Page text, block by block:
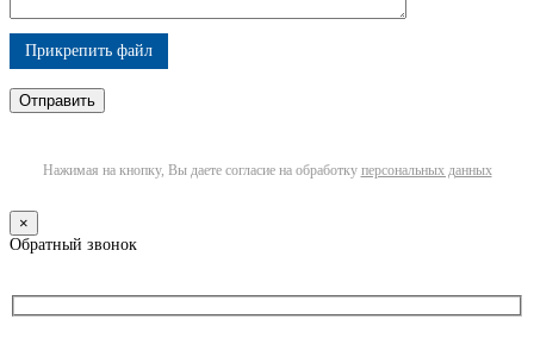
Прикрепить файл
Нажимая на кнопку, Вы даете согласие на обработку персональных данных
×
Обратный звонок